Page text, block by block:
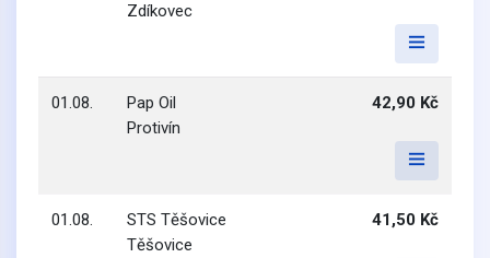
Zdíkovec
01.08.
Pap Oil
Protivín
42,90 Kč
01.08.
STS Těšovice
Těšovice
41,50 Kč